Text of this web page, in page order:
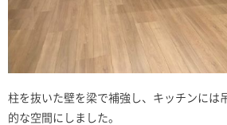
柱を抜いた壁を梁で補強し、キッチンには
的な空間にしました。